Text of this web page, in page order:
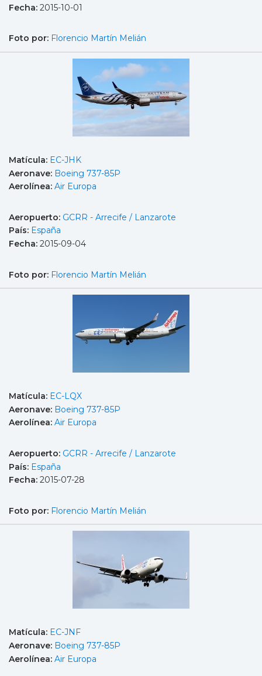
Fecha: 2015-10-01
Foto por: Florencio Martín Melián
Matícula: EC-JHK
Aeronave: Boeing 737-85P
Aerolínea: Air Europa
Aeropuerto: GCRR - Arrecife / Lanzarote
País: España
Fecha: 2015-09-04
Foto por: Florencio Martín Melián
Matícula: EC-LQX
Aeronave: Boeing 737-85P
Aerolínea: Air Europa
Aeropuerto: GCRR - Arrecife / Lanzarote
País: España
Fecha: 2015-07-28
Foto por: Florencio Martín Melián
Matícula: EC-JNF
Aeronave: Boeing 737-85P
Aerolínea: Air Europa